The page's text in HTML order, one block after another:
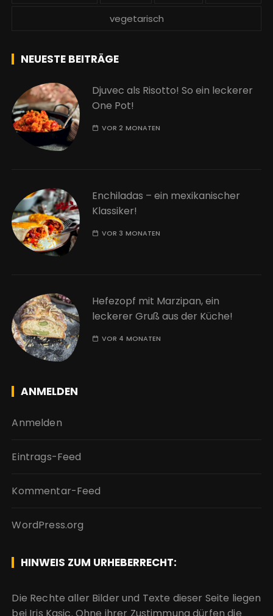
vegetarisch
NEUESTE BEITRÄGE
Djuvec als Risotto! So ein leckerer
One Pot!
VOR 2 MONATEN
Enchiladas – ein mexikanischer
Klassiker!
VOR 3 MONATEN
Hefezopf mit Marzipan, ein
leckerer Gruß aus der Küche!
VOR 4 MONATEN
ANMELDEN
Anmelden
Eintrags-Feed
Kommentar-Feed
WordPress.org
HINWEIS ZUM URHEBERRECHT:
Die Rechte aller Bilder und Texte dieser Seite liegen